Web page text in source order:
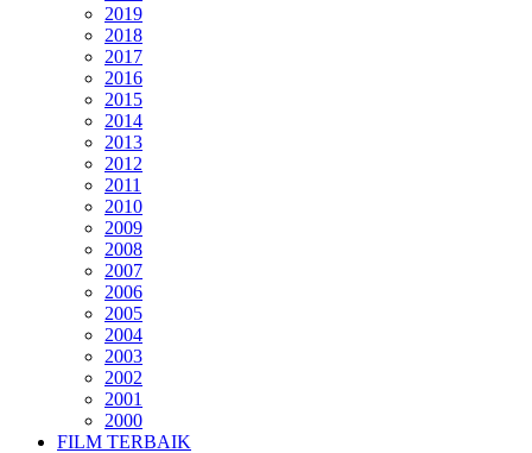
2019
2018
2017
2016
2015
2014
2013
2012
2011
2010
2009
2008
2007
2006
2005
2004
2003
2002
2001
2000
FILM TERBAIK